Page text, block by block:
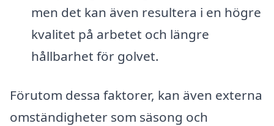
men det kan även resultera i en högre
kvalitet på arbetet och längre
hållbarhet för golvet.
Förutom dessa faktorer, kan även externa
omständigheter som säsong och